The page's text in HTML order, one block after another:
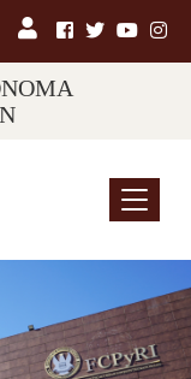
Menu